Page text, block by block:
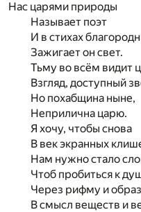
Нас царями природы
Называет поэт
И в стихах
Зажигает он свет.
Тьму во всём видит
Взгляд, доступный
Но похабщина ныне,
Неприлична царю.
Я хочу, чтобы снова
В век экранных
Нам нужно стало
Чтоб пробиться к
Через рифму и образ
В смысл веществ и